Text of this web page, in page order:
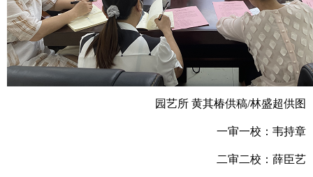
园艺所 黄其椿供稿/林盛超供图
一审一校：韦持章
二审二校：薛臣艺